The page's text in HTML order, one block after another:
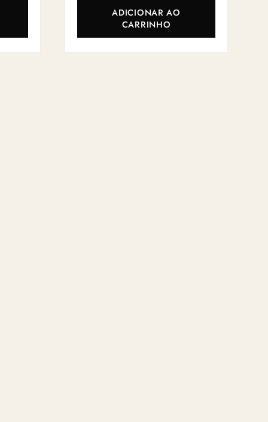
ADICIONAR AO
CARRINHO